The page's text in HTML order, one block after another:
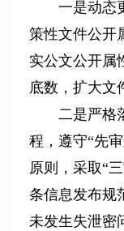
一是动态更
策性文件公开
实公文公开属
底数，扩大文
二是严格落
程，遵守“先
原则，采取“
条信息发布规
未发生失泄密